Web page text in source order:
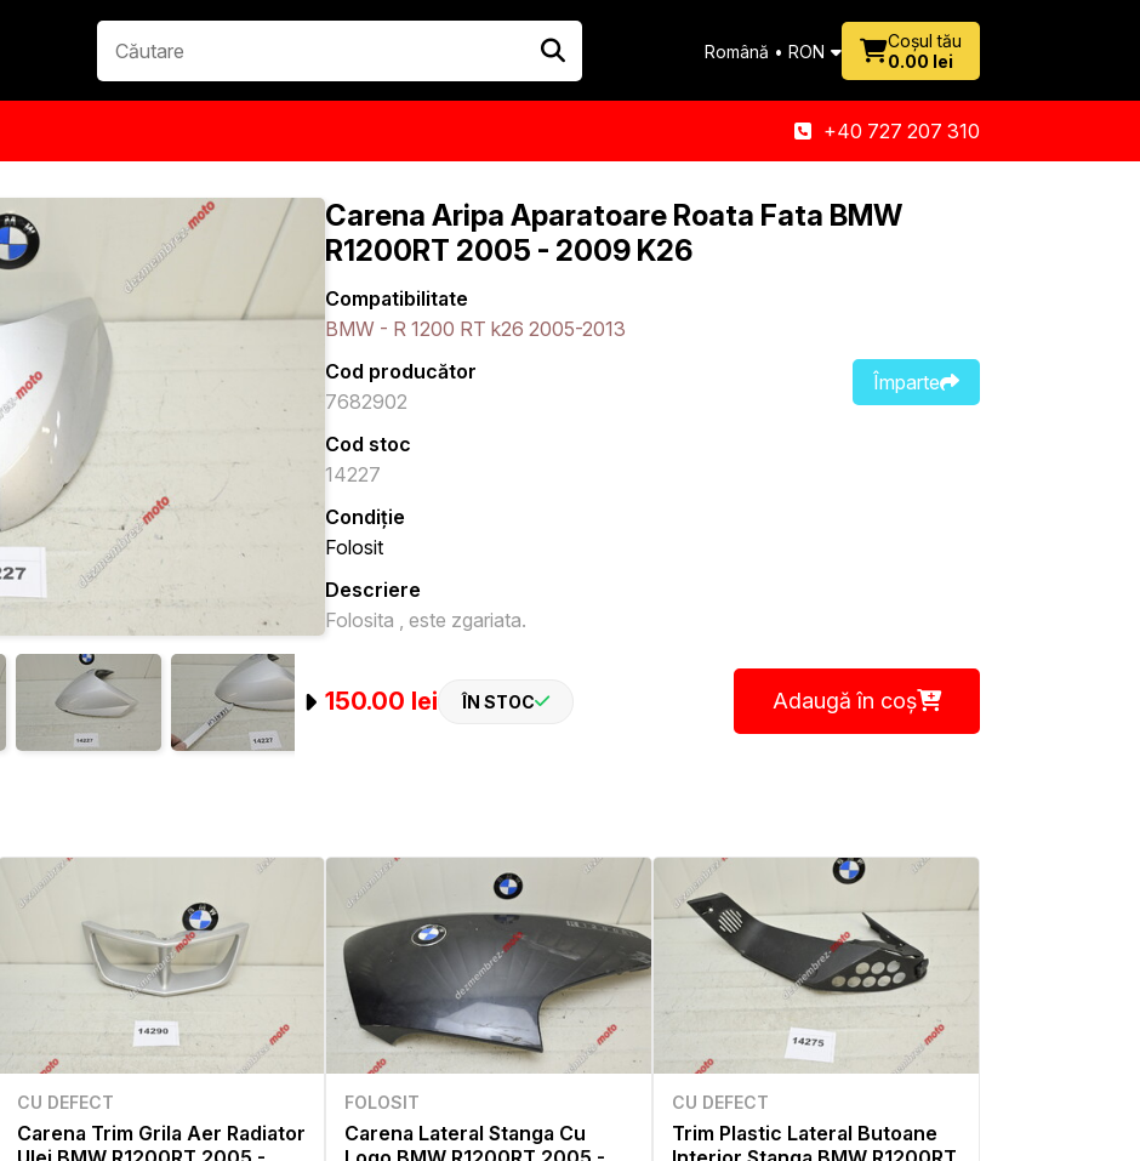
Română • RON
Coșul tău
0.00 lei
+40 727 207 310
Carena Aripa Aparatoare Roata Fata BMW
R1200RT 2005 - 2009 K26
Compatibilitate
BMW - R 1200 RT k26 2005-2013
Împarte
Cod producător
7682902
Cod stoc
14227
Condiție
Folosit
Descriere
Folosita , este zgariata.
150.00 lei ÎN STOC Adaugă în coș
CU DEFECT
Carena Trim Grila Aer Radiator
FOLOSIT
Carena Lateral Stanga Cu
CU DEFECT
Trim Plastic Lateral Butoane